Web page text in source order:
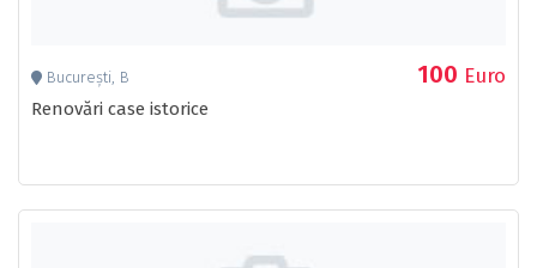
București, B 100 Euro
Renovări case istorice